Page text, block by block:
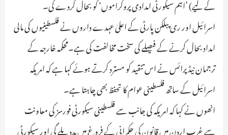
کے لیے) ’اہم سیکورٹی امدادی پروگراموں‘ کو بحال کردے گی۔
اسرائیل اور ری پبلکن پارٹی کے اعلیٰ عہدے داروں نے فلسطینیوں کی مالی
امداد بحال کرنے کے فیصلے کی سخت مخالفت کی ہے۔محکمہ خارجہ کے
ترجمان نیڈ پرائس نے اس تنقید کو مسترد کرتے ہوئے کہا ہے کہ امریکہ
اسرائیل کے ساتھ فلسطینی عوام کا تحفظ بھی چاہتا ہے۔
انھوں نے کہا کہ امریکہ کی جانب سے فلسطینی سیکورٹی فورسز کی معاونت
سے غربِ اردن میں قانون کی حکمرانی کے فروغ میں مدد ملے گی اور سیکورٹی